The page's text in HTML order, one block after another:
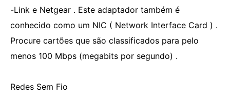
-Link e Netgear . Este adaptador também é
conhecido como um NIC ( Network Interface Card ) .
Procure cartões que são classificados para pelo
menos 100 Mbps (megabits por segundo) .
Redes Sem Fio